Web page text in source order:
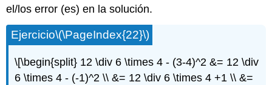
el/los error (es) en la solución.
Ejercicio\(\PageIndex{22}\)
\[\begin{split} 12 \div 6 \times 4 - (3-4)^2 &= 12 \div
6 \times 4 - (-1)^2 \\ &= 12 \div 6 \times 4 +1 \\ &=